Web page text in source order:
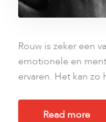
Rouw is zeker een
emotionele en
ervaren. Het kan
Read more